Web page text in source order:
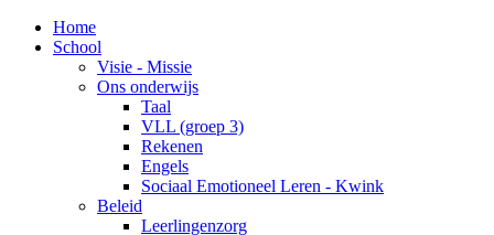
Home
School
Visie - Missie
Ons onderwijs
Taal
VLL (groep 3)
Rekenen
Engels
Sociaal Emotioneel Leren - Kwink
Beleid
Leerlingenzorg